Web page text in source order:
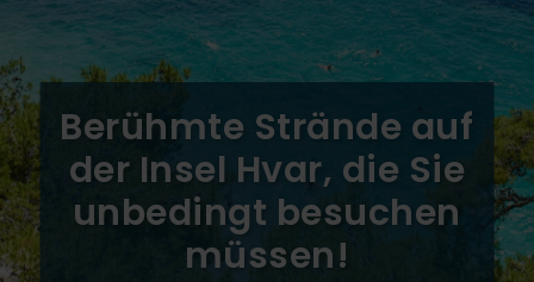
Berühmte Strände auf
der Insel Hvar, die Sie
unbedingt besuchen
müssen!